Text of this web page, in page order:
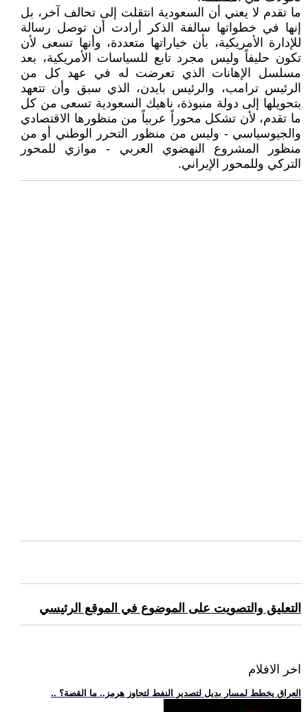
ما تقدم لا يعني أن السعودية انتقلت إلى تحالف آخر، بل
إنها في خطواتها سالفة الذكر أرادت أن توصل رسالة
للإدارة الأمريكية، بأن خياراتها متعددة، وأنها تسعى لأن
تكون حليفاً وليس مجرد تابع للسياسات الأمريكية، بعد
مسلسل الإهانات الذي تعرضت له في عهد كل من
الرئيس ترامب، والرئيس بايدن، الذي سبق وأن تتعهد
بتحويلها إلى دولة منبوذة، ناهيك السعودية تسعى من كل
ما تقدم، لأن تشكل محوراً عربياً من منظورها الاقتصادي
والجيوسياسي - وليس من منظور التحرر الوطني أو من
منظور المشروع النهضوي العربي - موازي للمحور
التركي وللمحور الإيراني.
التعليق والتصويت على الموضوع في الموقع الرئيسي
اخر الافلام
.. العراق يخطط لمسار بديل لتصدير النفط لتجاوز هرمز.. ما القصة؟